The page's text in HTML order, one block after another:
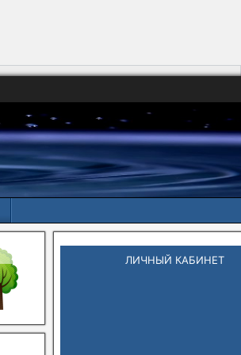
ЛИЧНЫЙ КАБИНЕТ